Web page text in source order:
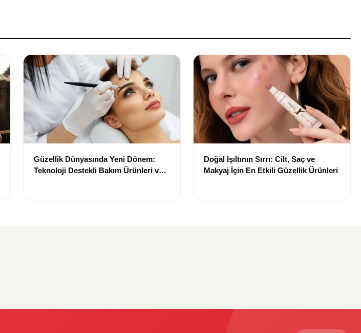
Güzellik Dünyasında Yeni Dönem:
Teknoloji Destekli Bakım Ürünleri ve
Doğal Işıltının Sırrı: Cilt, Saç ve
Makyaj İçin En Etkili Güzellik Ürünleri